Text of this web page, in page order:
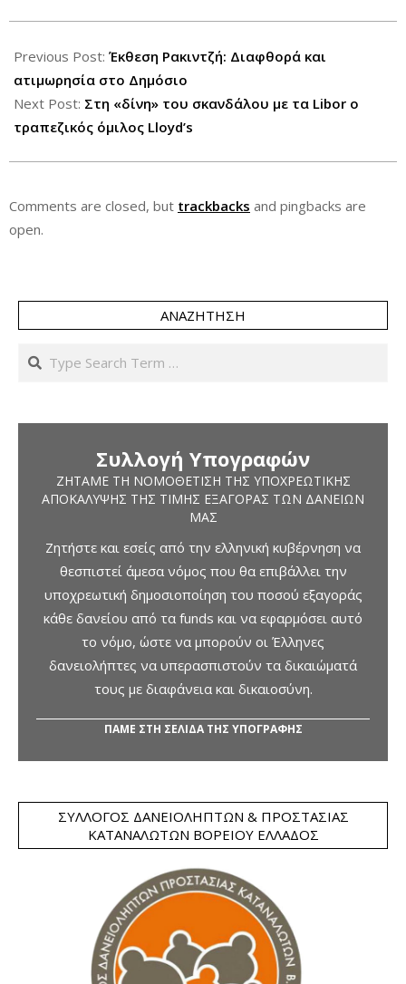
07-
26
Previous Post: Έκθεση Ρακιντζή: Διαφθορά και
ατιμωρησία στο Δημόσιο
Next Post: Στη «δίνη» του σκανδάλου με τα Libor ο
τραπεζικός όμιλος Lloyd’s
Comments are closed, but trackbacks and pingbacks are
open.
ΑΝΑΖΉΤΗΣΗ
Search
Συλλογή Υπογραφών
ΖΗΤΆΜΕ ΤΗ ΝΟΜΟΘΈΤΙΣΗ ΤΗΣ ΥΠΟΧΡΕΩΤΙΚΉΣ
ΑΠΟΚΆΛΥΨΗΣ ΤΗΣ ΤΙΜΉΣ ΕΞΑΓΟΡΆΣ ΤΩΝ ΔΑΝΕΊΩΝ
ΜΑΣ
Ζητήστε και εσείς από την ελληνική κυβέρνηση να
θεσπιστεί άμεσα νόμος που θα επιβάλλει την
υποχρεωτική δημοσιοποίηση του ποσού εξαγοράς
κάθε δανείου από τα funds και να εφαρμόσει αυτό
το νόμο, ώστε να μπορούν οι Έλληνες
δανειολήπτες να υπερασπιστούν τα δικαιώματά
τους με διαφάνεια και δικαιοσύνη.
ΠΑΜΕ ΣΤΗ ΣΕΛΙΔΑ ΤΗΣ ΥΠΟΓΡΑΦΗΣ
ΣΎΛΛΟΓΟΣ ΔΑΝΕΙΟΛΗΠΤΏΝ & ΠΡΟΣΤΑΣΊΑΣ
ΚΑΤΑΝΑΛΩΤΏΝ ΒΟΡΕΊΟΥ ΕΛΛΆΔΟΣ